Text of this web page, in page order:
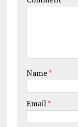
Name*
Email*